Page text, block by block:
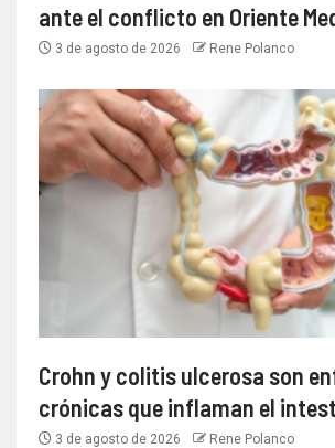
ante el conflicto en Oriente
3 de agosto de 2026 Rene Polanco
Crohn y colitis ulcerosa son
crónicas que inflaman el
3 de agosto de 2026 Rene Polanco